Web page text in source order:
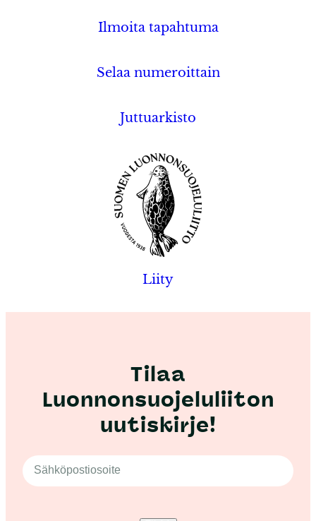
Ilmoita tapahtuma
Selaa numeroittain
Juttuarkisto
Liity
Tilaa
Luonnonsuojeluliiton
uutiskirje!